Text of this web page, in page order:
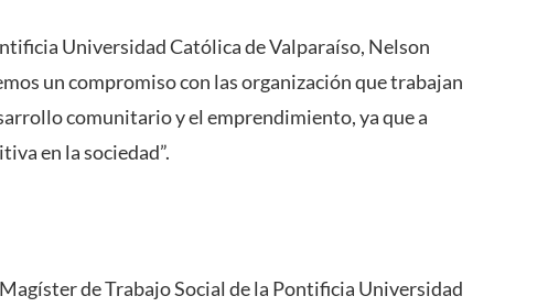
Universidad Católica de Valparaíso, Nelson
un compromiso con las organización que trabajan
comunitario y el emprendimiento, ya que a
en la sociedad”.
de Trabajo Social de la Pontificia Universidad